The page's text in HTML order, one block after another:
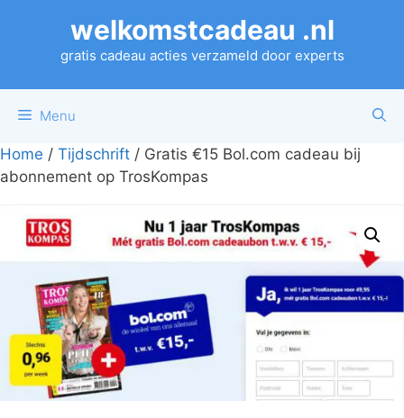
welkomstcadeau .nl
gratis cadeau acties verzameld door experts
Menu
Home / Tijdschrift / Gratis €15 Bol.com cadeau bij
abonnement op TrosKompas